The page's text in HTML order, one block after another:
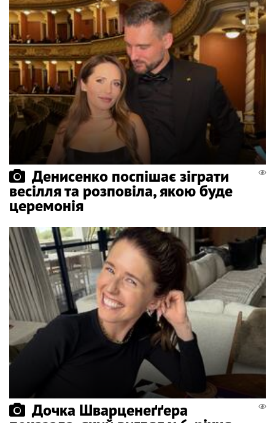
Денисенко поспішає зіграти
весілля та розповіла, якою буде
церемонія
Дочка Шварценеґґера